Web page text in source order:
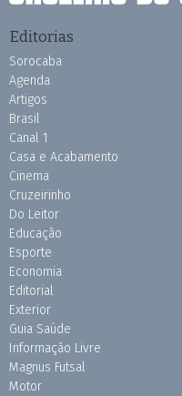
Editorias
Sorocaba
Agenda
Artigos
Brasil
Canal 1
Casa e Acabamento
Cinema
Cruzeirinho
Do Leitor
Educação
Esporte
Economia
Editorial
Exterior
Guia Saúde
Informação Livre
Magnus Futsal
Motor